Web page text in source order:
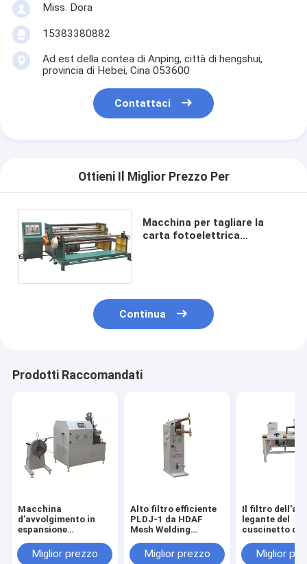
Miss. Dora
15383380882
Ad est della contea di Anping, città di hengshui,
provincia di Hebei, Cina 053600
Contattaci
Ottieni Il Miglior Prezzo Per
Macchina per tagliare la
carta fotoelettrica
Continua
Prodotti Raccomandati
Macchina
d'avvolgimento in
espansione
spirale della maglia
di buona qualità per i
Miglior prezzo
Alto filtro efficiente
PLDJ-1 da HDAF
Mesh Welding
Miglior prezzo
Il filtro
legante del
cuscinetto di
della
gradua
Miglior